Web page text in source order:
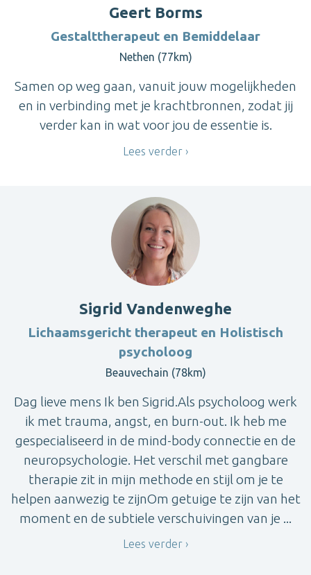
Geert Borms
Gestalttherapeut en Bemiddelaar
Nethen (77km)
Samen op weg gaan, vanuit jouw mogelijkheden
en in verbinding met je krachtbronnen, zodat jij
verder kan in wat voor jou de essentie is.
Lees verder
Sigrid Vandenweghe
Lichaamsgericht therapeut en Holistisch
psycholoog
Beauvechain (78km)
Dag lieve mens Ik ben Sigrid.Als psycholoog werk
ik met trauma, angst, en burn-out. Ik heb me
gespecialiseerd in de mind-body connectie en de
neuropsychologie. Het verschil met gangbare
therapie zit in mijn methode en stijl om je te
helpen aanwezig te zijnOm getuige te zijn van het
moment en de subtiele verschuivingen van je ...
Lees verder